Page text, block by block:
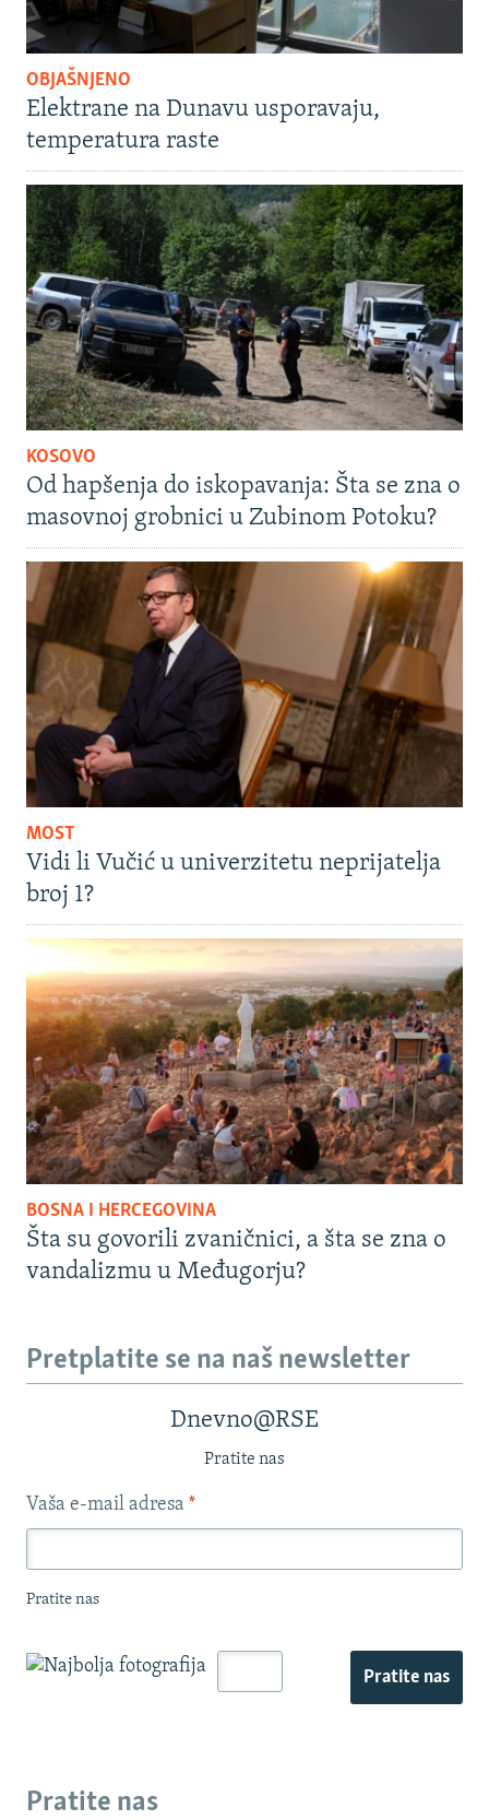
OBJAŠNJENO
Elektrane na Dunavu usporavaju,
temperatura raste
KOSOVO
Od hapšenja do iskopavanja: Šta se zna o
masovnoj grobnici u Zubinom Potoku?
MOST
Vidi li Vučić u univerzitetu neprijatelja
broj 1?
BOSNA I HERCEGOVINA
Šta su govorili zvaničnici, a šta se zna o
vandalizmu u Međugorju?
Pretplatite se na naš newsletter
Dnevno@RSE
Pratite nas
Vaša e-mail adresa *
Pratite nas
Pratite nas
Pratite nas